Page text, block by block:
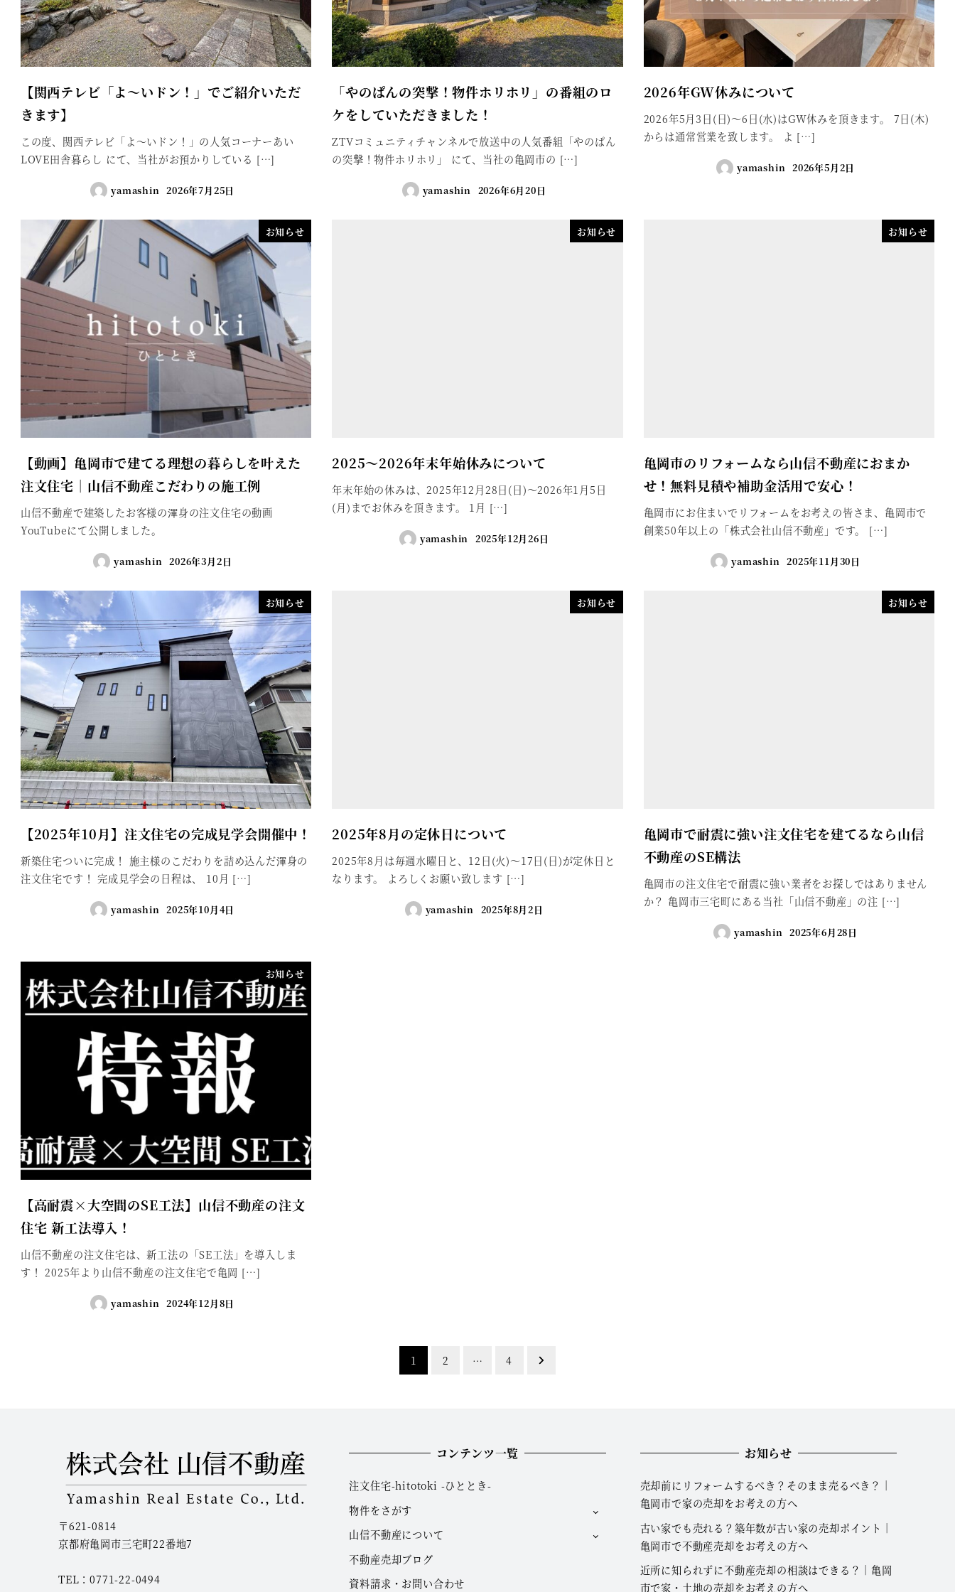
【関西テレビ「よ～いドン！」でご紹介いただ
きます】
この度、関西テレビ「よ～いドン！」の人気コーナーあい
LOVE田舎暮らし にて、当社がお預かりしている […]
yamashin 2026年7月25日
「やのぱんの突撃！物件ホリホリ」の番組のロ
ケをしていただきました！
ZTVコミュニティチャンネルで放送中の人気番組「やのぱん
の突撃！物件ホリホリ」 にて、当社の亀岡市の […]
yamashin 2026年6月20日
2026年GW休みについて
2026年5月3日(日)～6日(水)はGW休みを頂きます。 7日(木)
からは通常営業を致します。 よ […]
yamashin 2026年5月2日
お知らせ
【動画】亀岡市で建てる理想の暮らしを叶えた
注文住宅｜山信不動産こだわりの施工例
山信不動産で建築したお客様の渾身の注文住宅の動画
YouTubeにて公開しました。
yamashin 2026年3月2日
お知らせ
2025～2026年末年始休みについて
年末年始の休みは、2025年12月28日(日)～2026年1月5日
(月)までお休みを頂きます。 1月 […]
yamashin 2025年12月26日
お知らせ
亀岡市のリフォームなら山信不動産におまか
せ！無料見積や補助金活用で安心！
亀岡市にお住まいでリフォームをお考えの皆さま、亀岡市で
創業50年以上の「株式会社山信不動産」です。 […]
yamashin 2025年11月30日
お知らせ
【2025年10月】注文住宅の完成見学会開催中！
新築住宅ついに完成！ 施主様のこだわりを詰め込んだ渾身の
注文住宅です！ 完成見学会の日程は、 10月 […]
yamashin 2025年10月4日
お知らせ
2025年8月の定休日について
2025年8月は毎週水曜日と、12日(火)～17日(日)が定休日と
なります。 よろしくお願い致します […]
yamashin 2025年8月2日
お知らせ
亀岡市で耐震に強い注文住宅を建てるなら山信
不動産のSE構法
亀岡市の注文住宅で耐震に強い業者をお探しではありません
か？ 亀岡市三宅町にある当社「山信不動産」の注 […]
yamashin 2025年6月28日
お知らせ
【高耐震×大空間のSE工法】山信不動産の注文
住宅 新工法導入！
山信不動産の注文住宅は、新工法の「SE工法」を導入しま
す！ 2025年より山信不動産の注文住宅で亀岡 […]
yamashin 2024年12月8日
1 2 … 4
〒621-0814
京都府亀岡市三宅町22番地7
TEL：0771-22-0494
コンテンツ一覧
注文住宅-hitotoki -ひととき-
物件をさがす
山信不動産について
不動産売却ブログ
資料請求・お問い合わせ
お知らせ
売却前にリフォームするべき？そのまま売るべき？｜
亀岡市で家の売却をお考えの方へ
古い家でも売れる？築年数が古い家の売却ポイント｜
亀岡市で不動産売却をお考えの方へ
近所に知られずに不動産売却の相談はできる？｜亀岡
市で家・土地の売却をお考えの方へ